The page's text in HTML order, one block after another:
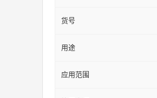
货号
用途
应用范围